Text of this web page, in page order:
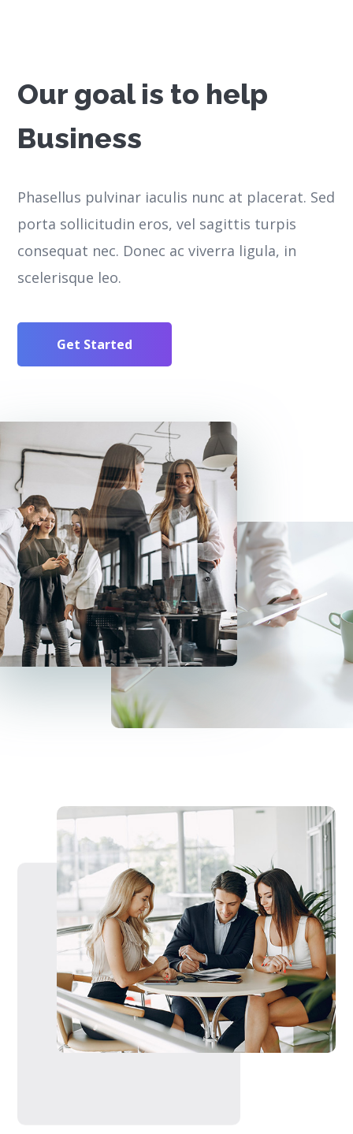
Our goal is to help
Business
Phasellus pulvinar iaculis nunc at placerat. Sed
porta sollicitudin eros, vel sagittis turpis
consequat nec. Donec ac viverra ligula, in
scelerisque leo.
Get Started